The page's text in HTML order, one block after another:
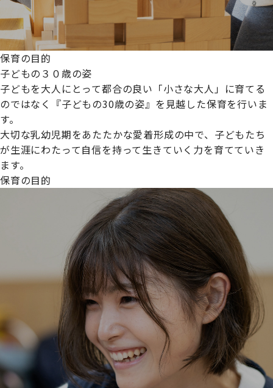
プライムスターほいくえんグループは女性が安心して働き
続けられる環境づくりに取り組んでおり、厚生労働省の
【えるぼし認定(☆☆)】
保育の目的
子どもの３０歳の姿
子どもを大人にとって都合の良い「小さな大人」に育てる
のではなく『子どもの30歳の姿』を見越した保育を行いま
す。
大切な乳幼児期をあたたかな愛着形成の中で、子どもたち
が生涯にわたって自信を持って生きていく力を育てていき
ます。
保育の目的